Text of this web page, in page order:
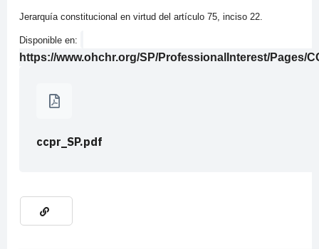
Jerarquía constitucional en virtud del artículo 75, inciso 22.
Disponible en:
https://www.ohchr.org/SP/ProfessionalInterest/Pages/
ccpr_SP.pdf